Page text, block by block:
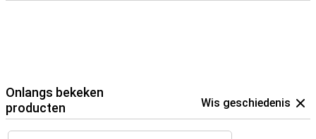
Onlangs bekeken
producten
Wis geschiedenis